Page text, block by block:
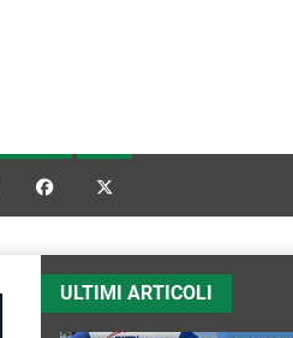
 
ULTIMI ARTICOLI